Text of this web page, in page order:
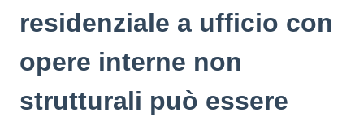
residenziale a ufficio con
opere interne non
strutturali può essere